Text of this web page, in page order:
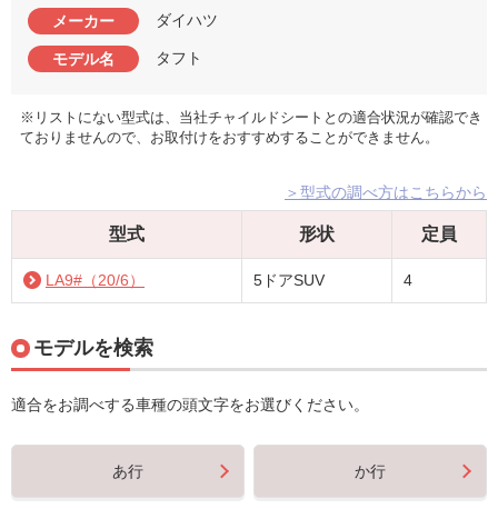
メーカー ダイハツ
モデル名 タフト
※リストにない型式は、当社チャイルドシートとの適合状況が確認でき
ておりませんので、お取付けをおすすめすることができません。
＞型式の調べ方はこちらから
型式 形状 定員
LA9#（20/6） 5ドアSUV 4
モデルを検索
適合をお調べする車種の頭文字をお選びください。
あ行 か行